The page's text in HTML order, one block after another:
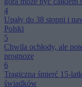
4
Upały do 38 stopni i
Polski
5
Chwila ochłody, ale
prognozę
6
Tragiczna śmierć 15-
świadków